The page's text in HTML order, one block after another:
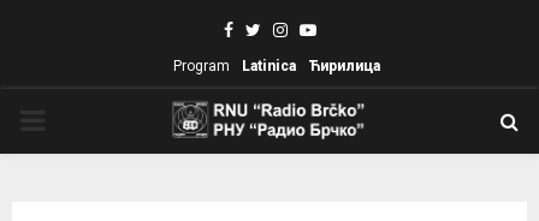
Facebook
TwitterInstagram
Youtube
Program Latinica Ћирилица